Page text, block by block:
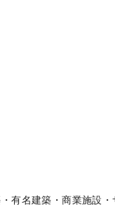
有名建築・商業施設